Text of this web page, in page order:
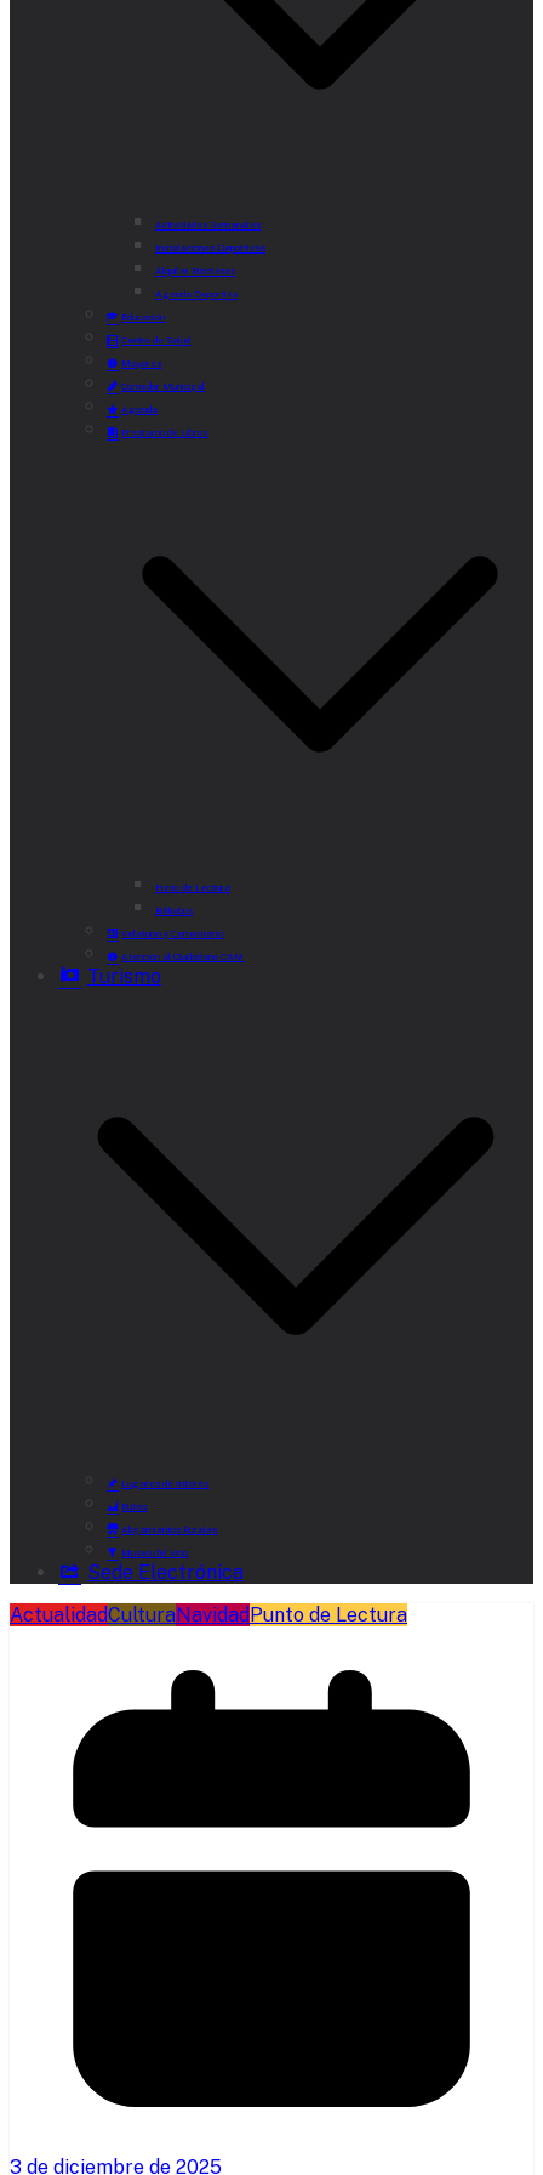
Actividades Semanales
Instalaciones Deportivas
Alquiler Bicicletas
Agenda Deportiva
Educación
Centro de Salud
Mayores
Comedor Municipal
Agenda
Préstamo de Libros
Punto de Lectura
Bibliobús
Velatorio y Cementerio
Atención al Ciudadano CAM
Turismo
Lugares de Interés
Rutas
Alojamientos Rurales
Museo del Vino
Sede Electrónica
ActualidadCulturaNavidad Punto de Lectura
3 de diciembre de 2025